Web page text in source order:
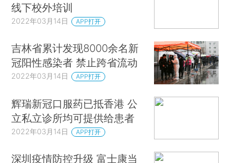
线下校外培训
2022年03月14日 APP打开
吉林省累计发现8000余名新
冠阳性感染者 禁止跨省流动
2022年03月14日 APP打开
辉瑞新冠口服药已抵香港 公
立私立诊所均可提供给患者
2022年03月14日 APP打开
深圳疫情防控升级 富士康当